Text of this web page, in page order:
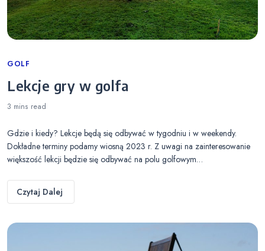
Categories
GOLF
Lekcje gry w golfa
3 mins read
Gdzie i kiedy? Lekcje będą się odbywać w tygodniu i w weekendy.
Dokładne terminy podamy wiosną 2023 r. Z uwagi na zainteresowanie
większość lekcji będzie się odbywać na polu golfowym…
Czytaj Dalej